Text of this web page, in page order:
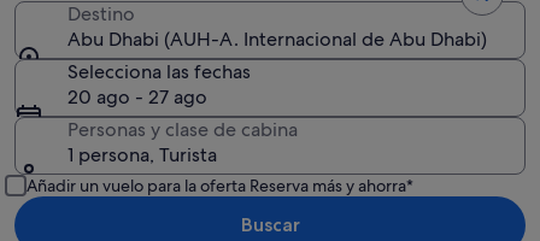
Destino
Abu Dhabi (AUH-A. Internacional de Abu Dhabi)
Selecciona las fechas
20 ago - 27 ago
Personas y clase de cabina
1 persona, Turista
Añadir un vuelo para la oferta Reserva más y ahorra*
Buscar